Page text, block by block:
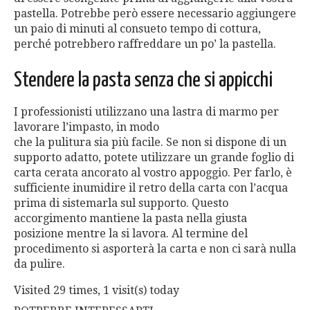
pastella. Potrebbe però essere necessario aggiungere
un paio di minuti al consueto tempo di cottura,
perché potrebbero raffreddare un po’ la pastella.
Stendere la pasta senza che si appicchi
I professionisti utilizzano una lastra di marmo per
lavorare l’impasto, in modo
che la pulitura sia più facile. Se non si dispone di un
supporto adatto, potete utilizzare un grande foglio di
carta cerata ancorato al vostro appoggio. Per farlo, è
sufficiente inumidire il retro della carta con l’acqua
prima di sistemarla sul supporto. Questo
accorgimento mantiene la pasta nella giusta
posizione mentre la si lavora. Al termine del
procedimento si asporterà la carta e non ci sarà nulla
da pulire.
Visited 29 times, 1 visit(s) today